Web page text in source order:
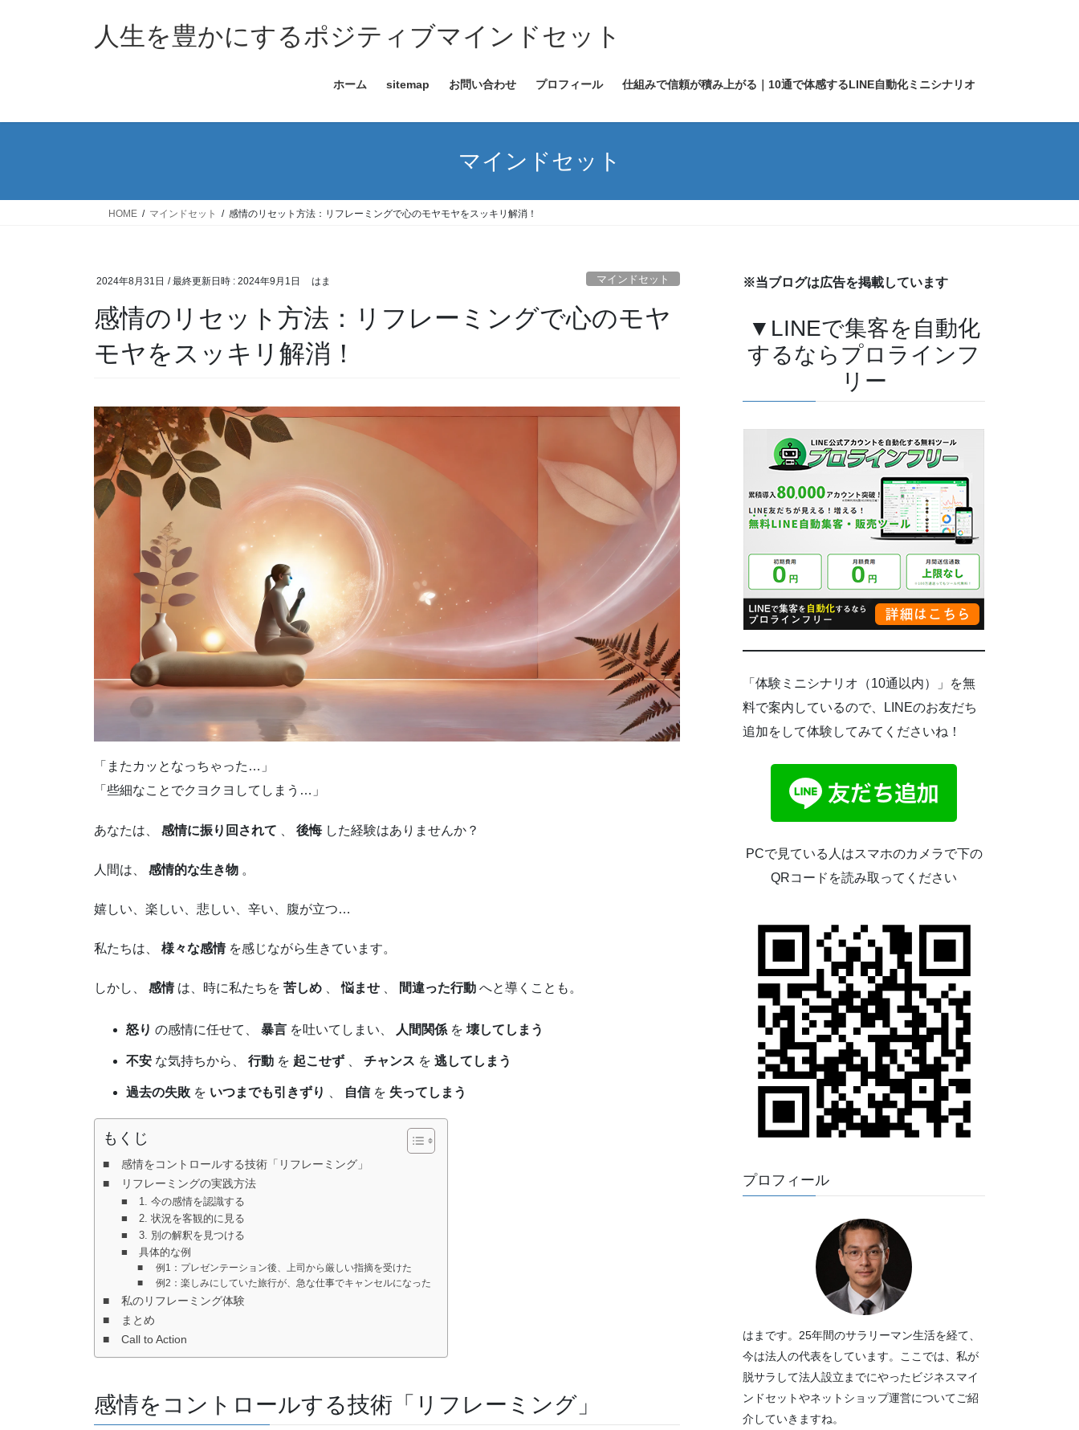
ス
ン
人生を豊かにするポジティブマインドセット
ホーム sitemap お問い合わせ プロフィール 仕組みで信頼が積み上がる｜10通で体感するLINE自動化ミニシナリオ
マインドセット
HOME マインドセット 感情のリセット方法：リフレーミングで心のモヤモヤをスッキリ解消！
2024年8月31日 / 最終更新日時 : 2024年9月1日 はま マインドセット
感情のリセット方法：リフレーミングで心のモヤ
モヤをスッキリ解消！
「またカッとなっちゃった…」
「些細なことでクヨクヨしてしまう…」
あなたは、 感情に振り回されて 後悔した経験はありませんか？
人間は、 感情的な生き物 。
嬉しい、楽しい、悲しい、辛い、腹が立つ…
私たちは、 様々な感情を感じながら生きています。
しかし、 感情は、時に私たちを 苦しめ 、悩ませ 間違った行動 へと導くことも。
怒り の感情に任せて、 暴言 を吐いてしまい、 人間関係 を 壊してしまう
不安 な気持ちから、 行動 を 起こせず チャンス を 逃してしまう
過去の失敗 を いつまでも引きずり 自信を 失ってしまう
もくじ
感情をコントロールする技術「リフレーミング」
リフレーミングの実践方法
1. 今の感情を認識する
2. 状況を客観的に見る
3. 別の解釈を見つける
具体的な例
例1：プレゼンテーション後、上司から厳しい指摘を受けた
例2：楽しみにしていた旅行が、急な仕事でキャンセルになった
私のリフレーミング体験
まとめ
Call to Action
感情をコントロールする技術「リフレーミング」
※当ブログは広告を掲載しています
▼LINEで集客を自動化
するならプロラインフ
リー
「体験ミニシナリオ（10通以内）」を無
料で案内しているので、LINEのお友だち
追加をして体験してみてくださいね！
PCで見ている人はスマホのカメラで下の
QRコードを読み取ってください
プロフィール
はまです。25年間のサラリーマン生活を経て、
今は法人の代表をしています。ここでは、私が
脱サラして法人設立までにやったビジネスマイ
ンドセットやネットショップ運営についてご紹
介していきますね。